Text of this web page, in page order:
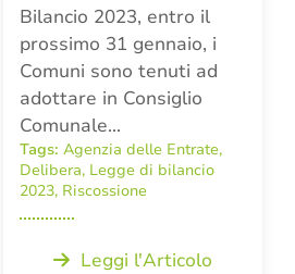
Bilancio 2023, entro il
prossimo 31 gennaio, i
Comuni sono tenuti ad
adottare in Consiglio
Comunale…
Tags: Agenzia delle Entrate,
Delibera, Legge di bilancio
2023, Riscossione
Leggi l'Articolo